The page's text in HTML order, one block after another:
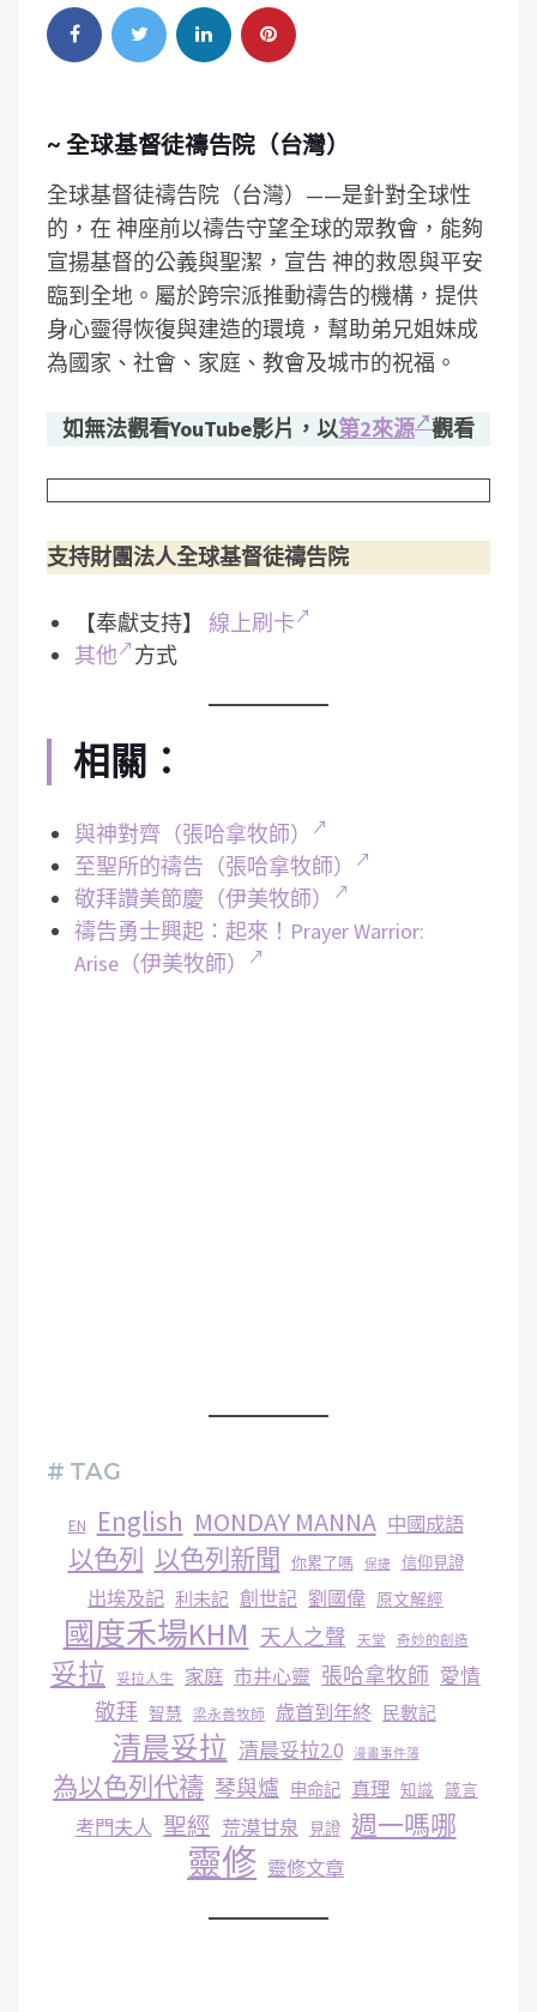
~ 全球基督徒禱告院（台灣）
全球基督徒禱告院（台灣）——是針對全球性
的，在 神座前以禱告守望全球的眾教會，能夠
宣揚基督的公義與聖潔，宣告 神的救恩與平安
臨到全地。屬於跨宗派推動禱告的機構，提供
身心靈得恢復與建造的環境，­幫助弟兄姐妹成
為國家、社會、家庭、教會及城市的祝福。
如無法觀看YouTube影片，以第2來源 觀看
支持財團法人全球基督徒禱告院
【奉獻支持】 線上刷卡
其他
方式
相關：
與神對齊（張哈拿牧師）
至聖所的禱告（張哈拿牧師）
敬拜讚美節慶（伊美牧師）
禱告勇士興起：起來！Prayer Warrior:
Arise（伊美牧師）
# TAG
EN English MONDAY MANNA 中國成語
以色列 以色列新聞 你累了嗎 保捷 信仰見證
出埃及記 利未記 創世記 劉國偉 原文解經
國度禾場KHM 天人之聲 天堂 奇妙的創造
妥拉 妥拉人生 家庭 市井心靈 張哈拿牧師 愛情
敬拜 智慧 梁永善牧師 歳首到年終 民數記
清晨妥拉 清晨妥拉2.0 漫畫事件簿
為以色列代禱 琴與爐 申命記 真理 知識 箴言
考門夫人 聖經 荒漠甘泉 見證 週一嗎哪
靈修 靈修文章